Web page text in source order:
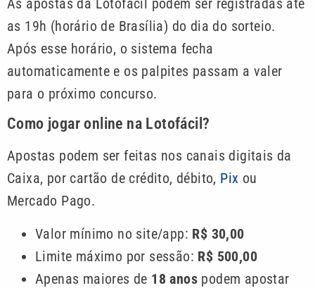
As apostas da Lotofácil podem ser registradas até
as 19h (horário de Brasília) do dia do sorteio.
Após esse horário, o sistema fecha
automaticamente e os palpites passam a valer
para o próximo concurso.
Como jogar online na Lotofácil?
Apostas podem ser feitas nos canais digitais da
Caixa, por cartão de crédito, débito, Pix ou
Mercado Pago.
Valor mínimo no site/app: R$ 30,00
Limite máximo por sessão: R$ 500,00
Apenas maiores de 18 anos podem apostar